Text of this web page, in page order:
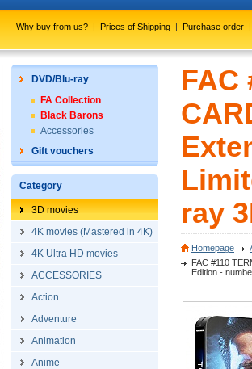
Why buy from us? | Prices of Shipping | Purchase order |
DVD/Blu-ray
FA Collection
Black Barons
Accessories
Gift vouchers
Category
3D movies
4K movies (Mastered in 4K)
4K Ultra HD movies
ACCESSORIES
Action
Adventure
Animation
Anime
FAC
ray
Homepage
FAC #110
Edition -